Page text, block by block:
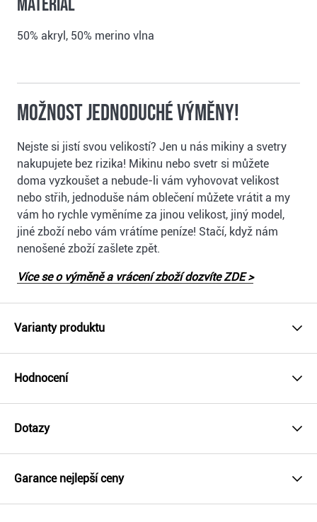
Materiál
50% akryl, 50% merino vlna
Možnost jednoduché výměny!
Nejste si jistí svou velikostí? Jen u nás mikiny a svetry
nakupujete bez rizika! Mikinu nebo svetr si můžete
doma vyzkoušet a nebude-li vám vyhovovat velikost
nebo střih, jednoduše nám oblečení můžete vrátit a my
vám ho rychle vyměníme za jinou velikost, jiný model,
jiné zboží nebo vám vrátíme peníze! Stačí, když nám
nenošené zboží zašlete zpět.
Více se o výměně a vrácení zboží dozvíte ZDE >
Varianty produktu
Hodnocení
Dotazy
Garance nejlepší ceny